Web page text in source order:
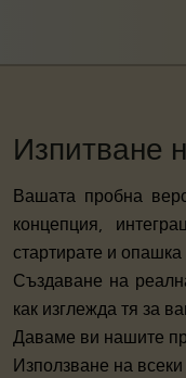
Изпитване
Вашата пробна
концепция,
стартирате и
Създаване на
как изглежда тя за
Даваме ви нашите
Използване на